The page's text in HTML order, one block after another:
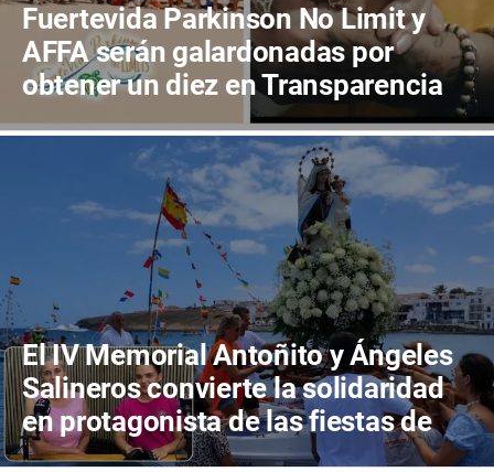
Fuertevida Parkinson No Limit y
AFFA serán galardonadas por
obtener un diez en Transparencia
en Canarias
El IV Memorial Antoñito y Ángeles
Salineros convierte la solidaridad
en protagonista de las fiestas de
Las Salinas del Carmen